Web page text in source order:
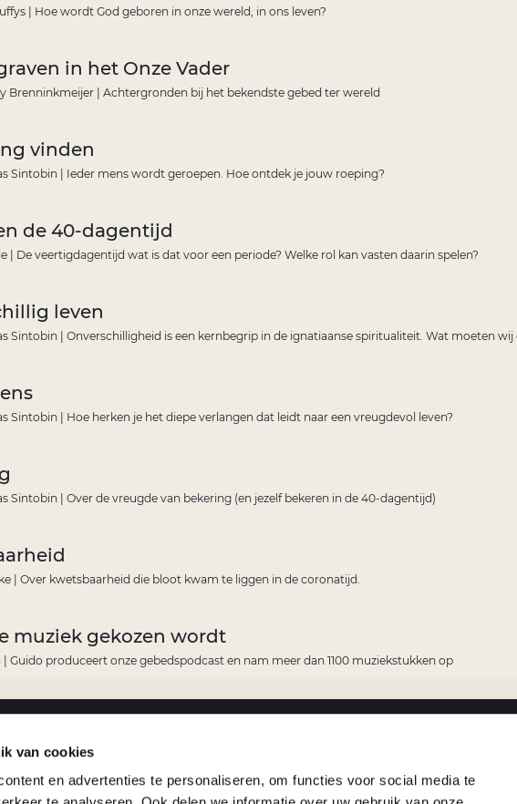
van cookies
en advertenties te personaliseren, om functies voor social media te
| Hoe wordt God geboren in onze wereld, in ons leven?
in het Onze Vader
Brenninkmeijer | Achtergronden bij het bekendste gebed ter wereld
vinden
Sintobin | Ieder mens wordt geroepen. Hoe ontdek je jouw roeping?
de 40-dagentijd
| De veertigdagentijd wat is dat voor een periode? Welke rol kan vasten daarin spelen?
leven
Sintobin | Onverschilligheid is een kernbegrip in de ignatiaanse spiritualiteit. Wat moeten wij
Sintobin | Hoe herken je het diepe verlangen dat leidt naar een vreugdevol leven?
Sintobin | Over de vreugde van bekering (en jezelf bekeren in de 40-dagentijd)
| Over kwetsbaarheid die bloot kwam te liggen in de coronatijd.
muziek gekozen wordt
Guido produceert onze gebedspodcast en nam meer dan 1100 muziekstukken op
Wie we zijn
Steun ons